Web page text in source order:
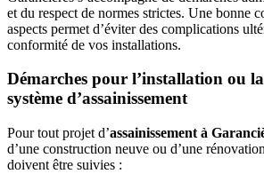
et du respect de normes strictes. Une bonne
aspects permet d’éviter des complications
conformité de vos installations.
Démarches pour l’installation ou
système d’assainissement
Pour tout projet d’assainissement à
d’une construction neuve ou d’une
doivent être suivies :